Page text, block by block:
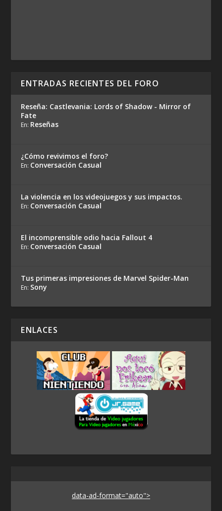
ENTRADAS RECIENTES DEL FORO
Reseña: Castlevania: Lords of Shadow - Mirror of
Fate
En: Reseñas
¿Cómo revivimos el foro?
En: Conversación Casual
La violencia en los videojuegos y sus impactos.
En: Conversación Casual
El incomprensible odio hacia Fallout 4
En: Conversación Casual
Tus primeras impresiones de Marvel Spider-Man
En: Sony
ENLACES
data-ad-format="auto">